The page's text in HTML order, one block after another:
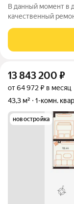
В данный момент в
качественный
произведена
электропроводка и
13 843 200 ₽
от 64 972 ₽ в месяц
43,3 м²
1-комн.
новостройка